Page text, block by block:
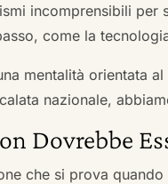
incomprensibili
come la
mentalità orientata
nazionale,
Dovrebbe
che si prova